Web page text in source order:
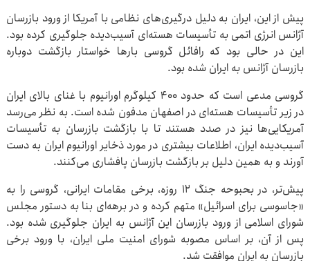
پیش از این، ایران به دلیل درگیری‌های نظامی با آمریکا از ورود بازرسان
آژانس انرژی اتمی به تأسیسات هسته‌ای آسیب‌دیده جلوگیری کرده بود.
این در حالی بود که رافائل گروسی بارها خواستار بازگشت دوباره
بازرسان آژانس به ایران شده بود.
گروسی مدعی است که حدود ۴۰۰ کیلوگرم اورانیوم با غنای بالای ایران
در زیر تأسیسات هسته‌ای در اصفهان مدفون شده است. به نظر می‌رسد
آمریکایی‌ها نیز در صدد هستند تا با بازگشت بازرسان به تأسیسات
آسیب‌دیده ایران، اطلاعات بیشتری در مورد ذخایر اورانیوم ایران به دست
آورند و به همین دلیل بر بازگشت بازرسان پافشاری می‌کنند.
پیش‌تر، در بحبوحه جنگ ۱۲ روزه، برخی مقامات ایرانی، گروسی را به
«جاسوسی برای اسرائیل» متهم کرده و در برهه‌ای بنا به دستور مجلس
شورای اسلامی از ورود بازرسان این آژانس به ایران جلوگیری شده بود.
پس از آن، بر اساس مصوبه شورای امنیت ملی ایران، با ورود برخی
بازرسان به ایران موافقت شد.